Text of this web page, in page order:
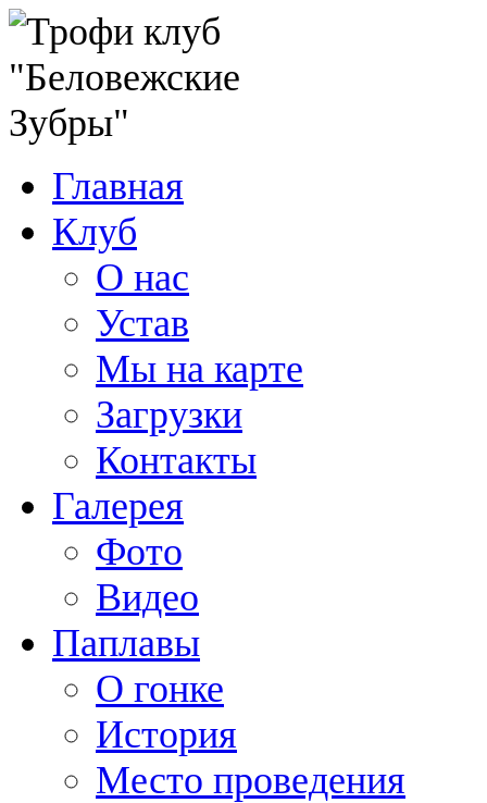
Главная
Клуб
О нас
Устав
Мы на карте
Загрузки
Контакты
Галерея
Фото
Видео
Паплавы
О гонке
История
Место проведения